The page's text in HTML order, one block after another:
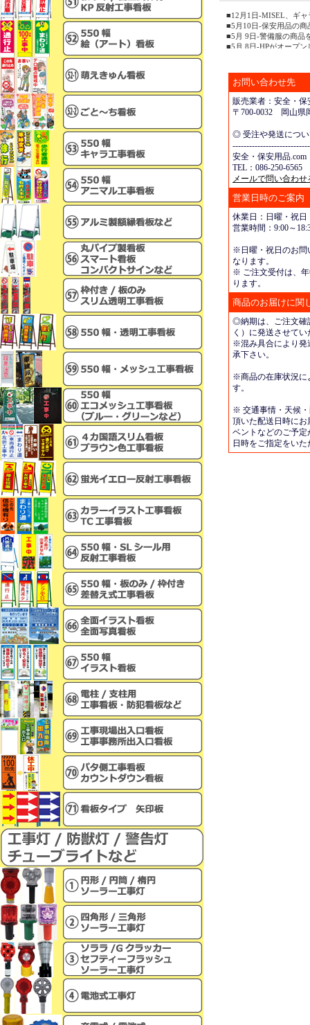
■12月1日-MISEL、ギ
■5月10日-保安用品の商
■5月 9日-警備服の商品
■5月 8日-HPがオープン
お問い合わせ先
販売業者：安全・保
〒700-0032 岡山県
◎ 受注や発送につ
安全・保安用品.com
TEL：086-250-6565
メールで問い合わせ
営業日時のご案内
休業日：日曜・祝日
営業時間：9:00～
※日曜・祝日のお問
なります。
※ ご注文受付は、
ります。
商品のお届けに関
◎納期は、ご注文確
く）に発送させて
※混み具合により発
承下さい。
※商品の在庫状況に
す。
※ 交通事情・天候
頂いた配送日時に
ベントなどのご予
日時をご指定をい